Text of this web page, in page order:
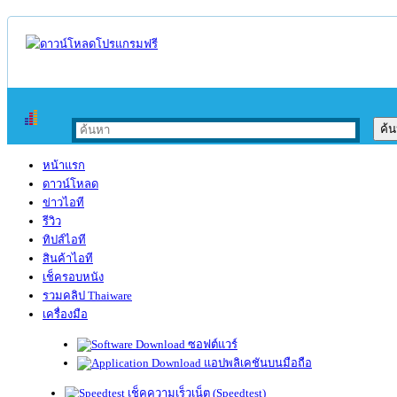
หน้าแรก
ดาวน์โหลด
ข่าวไอที
รีวิว
ทิปส์ไอที
สินค้าไอที
เช็ครอบหนัง
รวมคลิป Thaiware
เครื่องมือ
ซอฟต์แวร์
แอปพลิเคชันบนมือถือ
เช็คความเร็วเน็ต (Speedtest)